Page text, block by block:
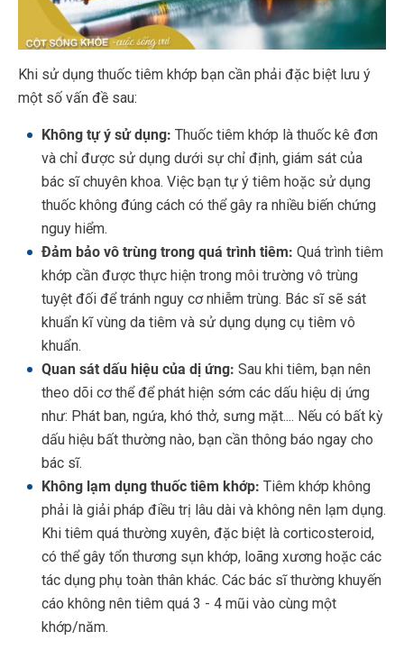
Khi sử dụng thuốc tiêm khớp bạn cần phải đặc biệt lưu ý
một số vấn đề sau:
Không tự ý sử dụng: Thuốc tiêm khớp là thuốc kê đơn
và chỉ được sử dụng dưới sự chỉ định, giám sát của
bác sĩ chuyên khoa. Việc bạn tự ý tiêm hoặc sử dụng
thuốc không đúng cách có thể gây ra nhiều biến chứng
nguy hiểm.
Đảm bảo vô trùng trong quá trình tiêm: Quá trình tiêm
khớp cần được thực hiện trong môi trường vô trùng
tuyệt đối để tránh nguy cơ nhiễm trùng. Bác sĩ sẽ sát
khuẩn kĩ vùng da tiêm và sử dụng dụng cụ tiêm vô
khuẩn.
Quan sát dấu hiệu của dị ứng: Sau khi tiêm, bạn nên
theo dõi cơ thể để phát hiện sớm các dấu hiệu dị ứng
như: Phát ban, ngứa, khó thở, sưng mặt.... Nếu có bất kỳ
dấu hiệu bất thường nào, bạn cần thông báo ngay cho
bác sĩ.
Không lạm dụng thuốc tiêm khớp: Tiêm khớp không
phải là giải pháp điều trị lâu dài và không nên lạm dụng.
Khi tiêm quá thường xuyên, đặc biệt là corticosteroid,
có thể gây tổn thương sụn khớp, loãng xương hoặc các
tác dụng phụ toàn thân khác. Các bác sĩ thường khuyến
cáo không nên tiêm quá 3 - 4 mũi vào cùng một
khớp/năm.